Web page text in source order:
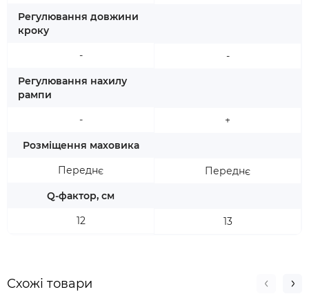
Регулювання довжини
кроку
-
Регулювання нахилу
рампи
-
Розміщення маховика
Переднє
Q-фактор, см
12
-
+
Переднє
13
Схожі товари